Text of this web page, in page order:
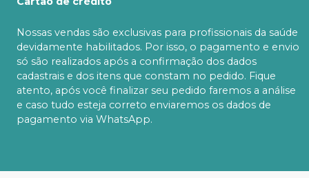
Nossas vendas são exclusivas para profissionais da saúde
devidamente habilitados. Por isso, o pagamento e envio
só são realizados após a confirmação dos dados
cadastrais e dos itens que constam no pedido. Fique
atento, após você finalizar seu pedido faremos a análise
e caso tudo esteja correto enviaremos os dados de
pagamento via WhatsApp.